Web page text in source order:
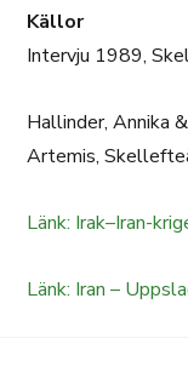
Källor
Intervju 1989,
Hallinder, Annika
Artemis,
Länk: Irak–Iran-
Länk: Iran –